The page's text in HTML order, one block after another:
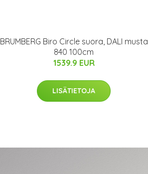
BRUMBERG Biro Circle suora, DALI musta
840 100cm
1539.9 EUR
LISÄTIETOJA